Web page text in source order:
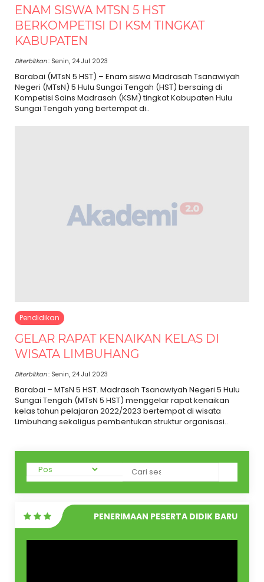
ENAM SISWA MTSN 5 HST
BERKOMPETISI DI KSM TINGKAT
KABUPATEN
Diterbitkan: Senin, 24 Jul 2023
Barabai (MTsN 5 HST) – Enam siswa Madrasah Tsanawiyah
Negeri (MTsN) 5 Hulu Sungai Tengah (HST) bersaing di
Kompetisi Sains Madrasah (KSM) tingkat Kabupaten Hulu
Sungai Tengah yang bertempat di..
Pendidikan
GELAR RAPAT KENAIKAN KELAS DI
WISATA LIMBUHANG
Diterbitkan: Senin, 24 Jul 2023
Barabai – MTsN 5 HST. Madrasah Tsanawiyah Negeri 5 Hulu
Sungai Tengah (MTsN 5 HST) menggelar rapat kenaikan
kelas tahun pelajaran 2022/2023 bertempat di wisata
Limbuhang sekaligus pembentukan struktur organisasi..
PENERIMAAN PESERTA DIDIK BARU